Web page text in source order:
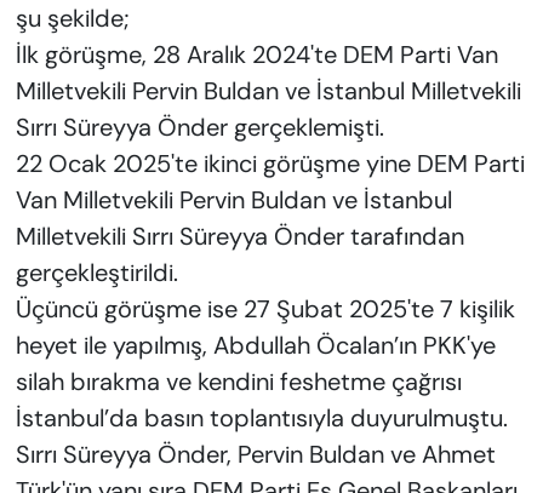
şu şekilde;
İlk görüşme, 28 Aralık 2024'te DEM Parti Van
Milletvekili Pervin Buldan ve İstanbul Milletvekili
Sırrı Süreyya Önder gerçeklemişti.
22 Ocak 2025'te ikinci görüşme yine DEM Parti
Van Milletvekili Pervin Buldan ve İstanbul
Milletvekili Sırrı Süreyya Önder tarafından
gerçekleştirildi.
Üçüncü görüşme ise 27 Şubat 2025'te 7 kişilik
heyet ile yapılmış, Abdullah Öcalan’ın PKK'ye
silah bırakma ve kendini feshetme çağrısı
İstanbul’da basın toplantısıyla duyurulmuştu.
Sırrı Süreyya Önder, Pervin Buldan ve Ahmet